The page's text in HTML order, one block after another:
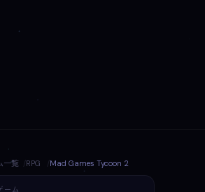
一覧 RPG Mad Games Tycoon 2
ーム